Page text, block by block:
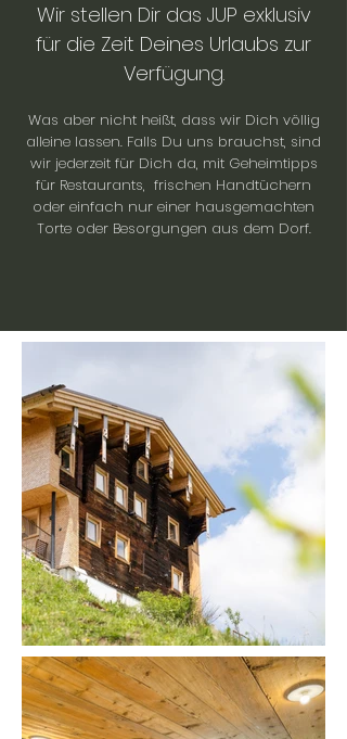
Wir stellen Dir das JUP exklusiv
für die Zeit Deines Urlaubs zur
Verfügung.
Was aber nicht heißt, dass wir Dich völlig
alleine lassen. Falls Du uns brauchst, sind
wir jederzeit für Dich da, mit Geheimtipps
für Restaurants, frischen Handtüchern
oder einfach nur einer hausgemachten
Torte oder Besorgungen aus dem Dorf.